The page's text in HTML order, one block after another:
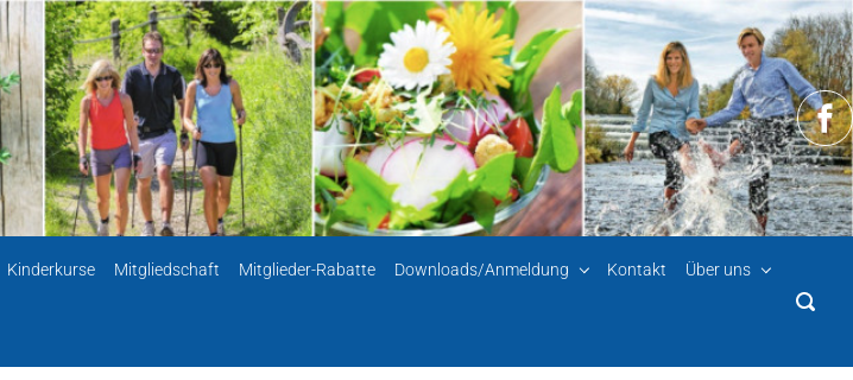
Kinderkurse Mitgliedschaft Mitglieder-Rabatte Downloads/Anmeldung Kontakt Über uns